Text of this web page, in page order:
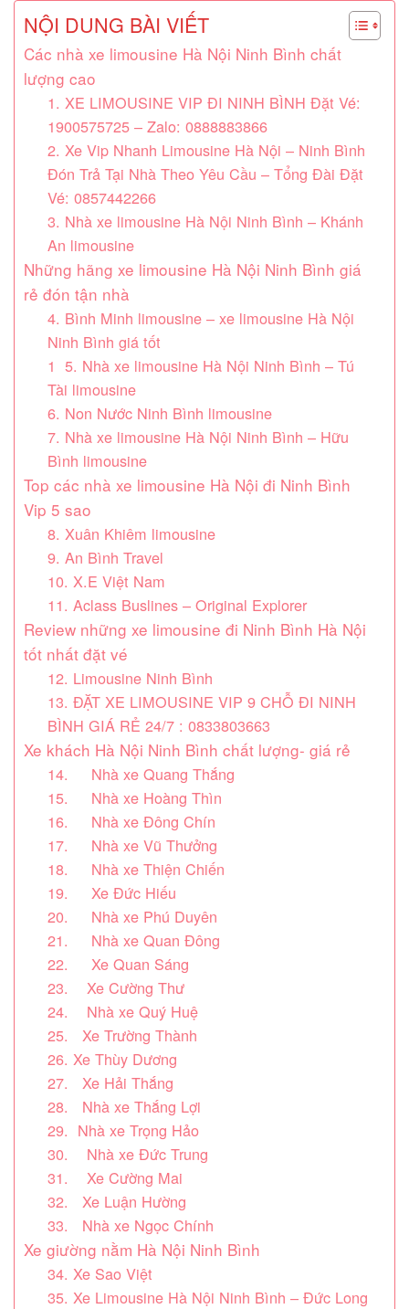
NỘI DUNG BÀI VIẾT
Các nhà xe limousine Hà Nội Ninh Bình chất
lượng cao
1. XE LIMOUSINE VIP ĐI NINH BÌNH Đặt Vé:
1900575725 – Zalo: 0888883866
2. Xe Vip Nhanh Limousine Hà Nội – Ninh Bình
Đón Trả Tại Nhà Theo Yêu Cầu – Tổng Đài Đặt
Vé: 0857442266
3. Nhà xe limousine Hà Nội Ninh Bình – Khánh
An limousine
Những hãng xe limousine Hà Nội Ninh Bình giá
rẻ đón tận nhà
4. Bình Minh limousine – xe limousine Hà Nội
Ninh Bình giá tốt
1 5. Nhà xe limousine Hà Nội Ninh Bình – Tú
Tài limousine
6. Non Nước Ninh Bình limousine
7. Nhà xe limousine Hà Nội Ninh Bình – Hữu
Bình limousine
Top các nhà xe limousine Hà Nội đi Ninh Bình
Vip 5 sao
8. Xuân Khiêm limousine
9. An Bình Travel
10. X.E Việt Nam
11. Aclass Buslines – Original Explorer
Review những xe limousine đi Ninh Bình Hà Nội
tốt nhất đặt vé
12. Limousine Ninh Bình
13. ĐẶT XE LIMOUSINE VIP 9 CHỖ ĐI NINH
BÌNH GIÁ RẺ 24/7 : 0833803663
Xe khách Hà Nội Ninh Bình chất lượng- giá rẻ
14. Nhà xe Quang Thắng
15. Nhà xe Hoàng Thìn
16. Nhà xe Đông Chín
17. Nhà xe Vũ Thưởng
18. Nhà xe Thiện Chiến
19. Xe Đức Hiếu
20. Nhà xe Phú Duyên
21. Nhà xe Quan Đông
22. Xe Quan Sáng
23. Xe Cường Thư
24. Nhà xe Quý Huệ
25. Xe Trường Thành
26. Xe Thùy Dương
27. Xe Hải Thắng
28. Nhà xe Thắng Lợi
29. Nhà xe Trọng Hảo
30. Nhà xe Đức Trung
31. Xe Cường Mai
32. Xe Luận Hường
33. Nhà xe Ngọc Chính
Xe giường nằm Hà Nội Ninh Bình
34. Xe Sao Việt
35. Xe Limousine Hà Nội Ninh Bình – Đức Long